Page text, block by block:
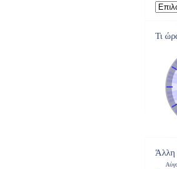
για
Τι
Άλλη